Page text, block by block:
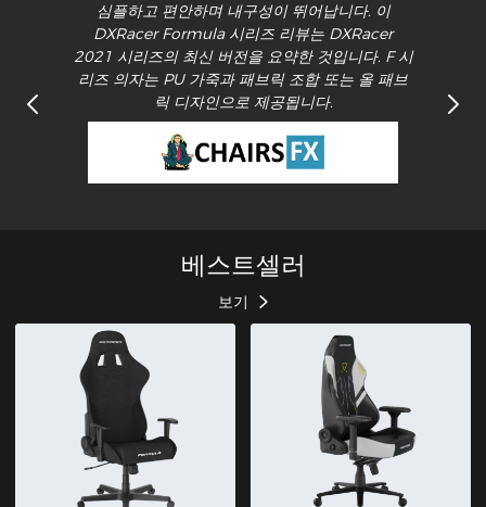
심플하고 편안하며 내구성이 뛰어납니다. 이
DXRacer Formula 시리즈 리뷰는 DXRacer
2021 시리즈의 최신 버전을 요약한 것입니다. F 시
리즈 의자는 PU 가죽과 패브릭 조합 또는 올 패브
릭 디자인으로 제공됩니다.
베스트셀러
보기